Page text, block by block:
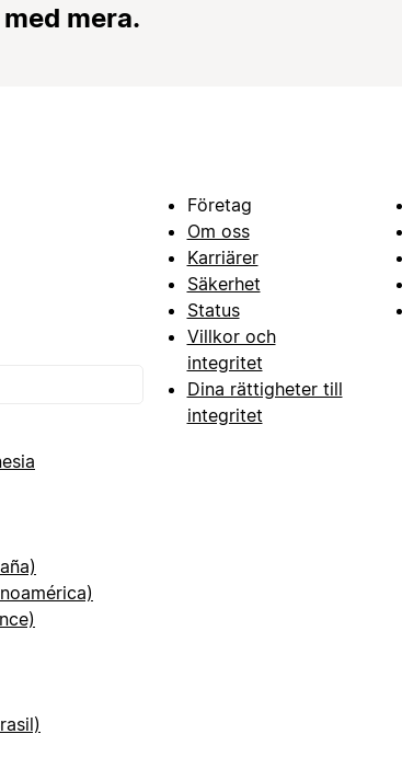
mera.
Företag
Om oss
Karriärer
Säkerhet
Status
Villkor och
integritet
Dina rättigheter till
integritet